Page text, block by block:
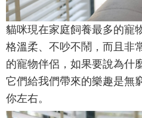
貓咪現在家庭飼養最多的寵
格溫柔、不吵不鬧，而且非
的寵物伴侶，如果要說為什
它們給我們帶來的樂趣是無
你左右。